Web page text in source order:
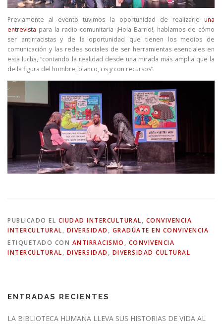
Previamente al evento tuvimos la oportunidad de realizarle una
entrevista para la radio comunitaria ¡Hola Barrio!, hablamos de cómo
ser antirracistas y de la oportunidad que tienen los medios de
comunicación y las redes sociales de ser herramientas esenciales en
esta lucha, “contando la realidad desde una mirada más amplia que la
de la figura del hombre, blanco, cis y con recursos”.
PUBLICADO EL CIUDAD INTERCULTURAL, CONVIVENCIA
INTERCULTURAL, DIVERSIDAD , GRADÚATE EN CONVIVENCIA
ETIQUETADO CON ANTIRRACISMO , CONVIVENCIA
INTERCULTURAL, DIVERSIDAD , DIVERSIDAD CULTURAL
ENTRADAS RECIENTES
LA BIBLIOTECA HUMANA LLEVA SUS HISTORIAS DE VIDA AL